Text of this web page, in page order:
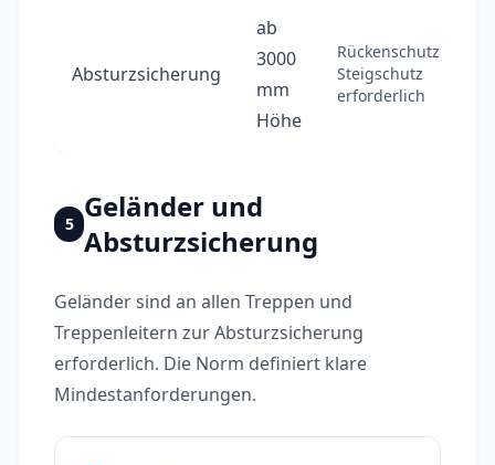
Absturzsicherung
ab
3000
mm
Höhe
Rückenschutz oder
Steigschutz
erforderlich
5 Geländer und
Absturzsicherung
Geländer sind an allen Treppen und
Treppenleitern zur Absturzsicherung
erforderlich. Die Norm definiert klare
Mindestanforderungen.